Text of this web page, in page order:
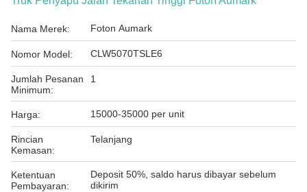
Nama Merek: Foton Aumark
Nomor Model: CLW5070TSLE6
Jumlah Pesanan
Minimum:
1
Harga: 15000-35000 per unit
Rincian
Kemasan:
Telanjang
Ketentuan
Pembayaran:
Deposit 50%, saldo harus dibayar sebelum
dikirim